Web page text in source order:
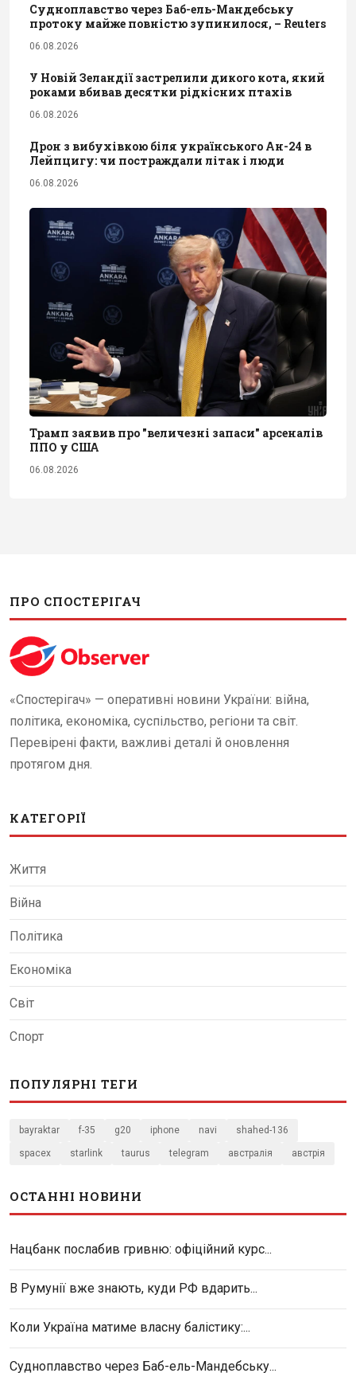
Судноплавство через Баб-ель-Мандебську
протоку майже повністю зупинилося, – Reuters
06.08.2026
У Новій Зеландії застрелили дикого кота, який
роками вбивав десятки рідкісних птахів
06.08.2026
Дрон з вибухівкою біля українського Ан-24 в
Лейпцигу: чи постраждали літак і люди
06.08.2026
Трамп заявив про "величезні запаси" арсеналів
ППО у США
06.08.2026
ПРО СПОСТЕРІГАЧ
«Спостерігач» — оперативні новини України: війна,
політика, економіка, суспільство, регіони та світ.
Перевірені факти, важливі деталі й оновлення
протягом дня.
КАТЕГОРІЇ
Життя
Війна
Політика
Економіка
Світ
Спорт
ПОПУЛЯРНІ ТЕГИ
bayraktar f-35 g20 iphone navi shahed-136
spacex starlink taurus telegram австралія австрія
ОСТАННІ НОВИНИ
Нацбанк послабив гривню: офіційний курс...
В Румунії вже знають, куди РФ вдарить...
Коли Україна матиме власну балістику:...
Судноплавство через Баб-ель-Мандебську...